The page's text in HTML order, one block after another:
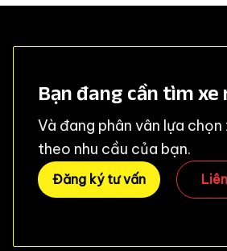
Bạn đang cần tìm xe
Và đang phân vân lựa chọn
theo nhu cầu của bạn.
Đăng ký tư vấn